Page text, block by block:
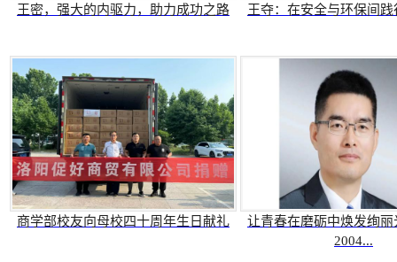
王密，强大的内驱力，助力成功之路 王夺：在安全与环保间
商学部校友向母校四十周年生日献礼
让青春在磨砺中焕发绚
2004...